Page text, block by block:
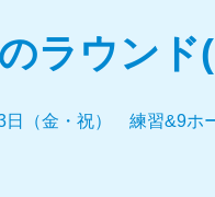
ラウン
日（金・祝） 練習&9ホ